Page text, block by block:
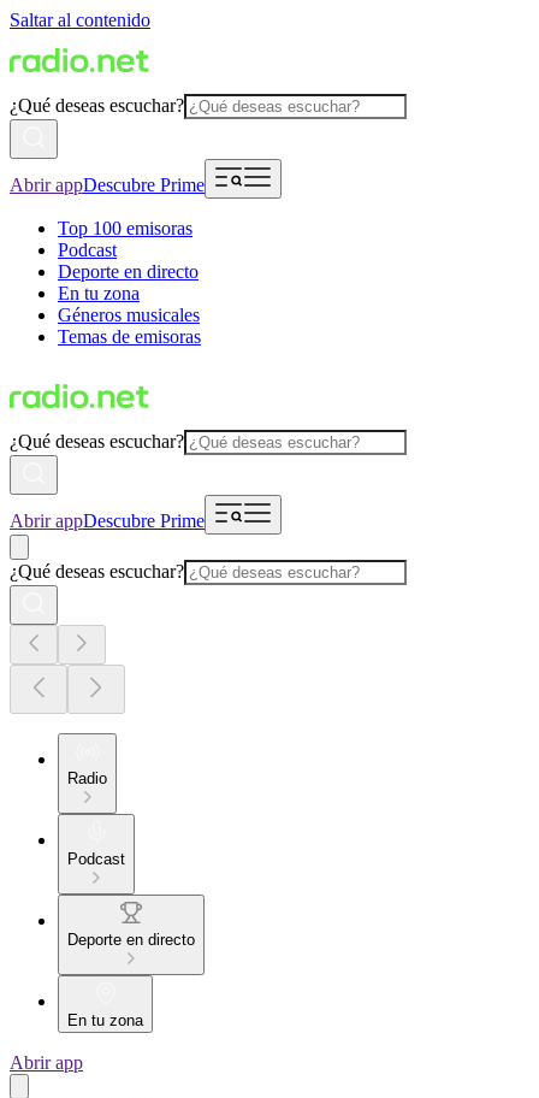
Saltar al contenido
¿Qué deseas escuchar?
Abrir appDescubre Prime
Top 100 emisoras
Podcast
Deporte en directo
En tu zona
Géneros musicales
Temas de emisoras
¿Qué deseas escuchar?
Abrir appDescubre Prime
¿Qué deseas escuchar?
Radio
Podcast
Deporte en directo
En tu zona
Abrir app